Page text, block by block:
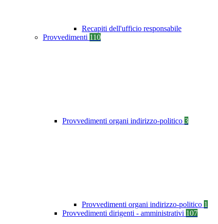
Recapiti dell'ufficio responsabile
Provvedimenti 110
Provvedimenti organi indirizzo-politico 3
Provvedimenti organi indirizzo-politico 1
Provvedimenti dirigenti - amministrativi 107